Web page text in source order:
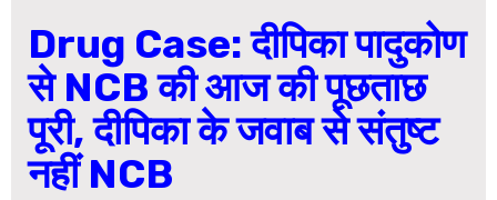
Drug Case: दीपिका पादुकोण
से NCB की आज की पूछताछ
पूरी, दीपिका के जवाब से संतुष्ट
नहीं NCB